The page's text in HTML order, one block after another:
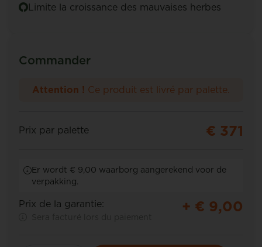
Limite la croissance des mauvaises herbes
Commander
Attention ! Ce produit est livré par palette.
Prix par palette € 371
Er wordt € 9,00 waarborg aangerekend voor de
verpakking.
Prix de la garantie: + € 9,00